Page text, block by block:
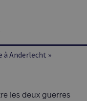
à Anderlecht »
les deux guerres